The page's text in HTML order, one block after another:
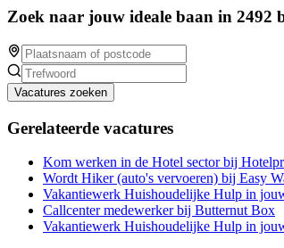
Zoek naar jouw ideale baan in 2492
Vacatures zoeken
Gerelateerde vacatures
Kom werken in de Hotel sector bij
Wordt Hiker (auto's vervoeren) bij Easy
Vakantiewerk Huishoudelijke Hulp in
Callcenter medewerker bij Butternut Box
Vakantiewerk Huishoudelijke Hulp in